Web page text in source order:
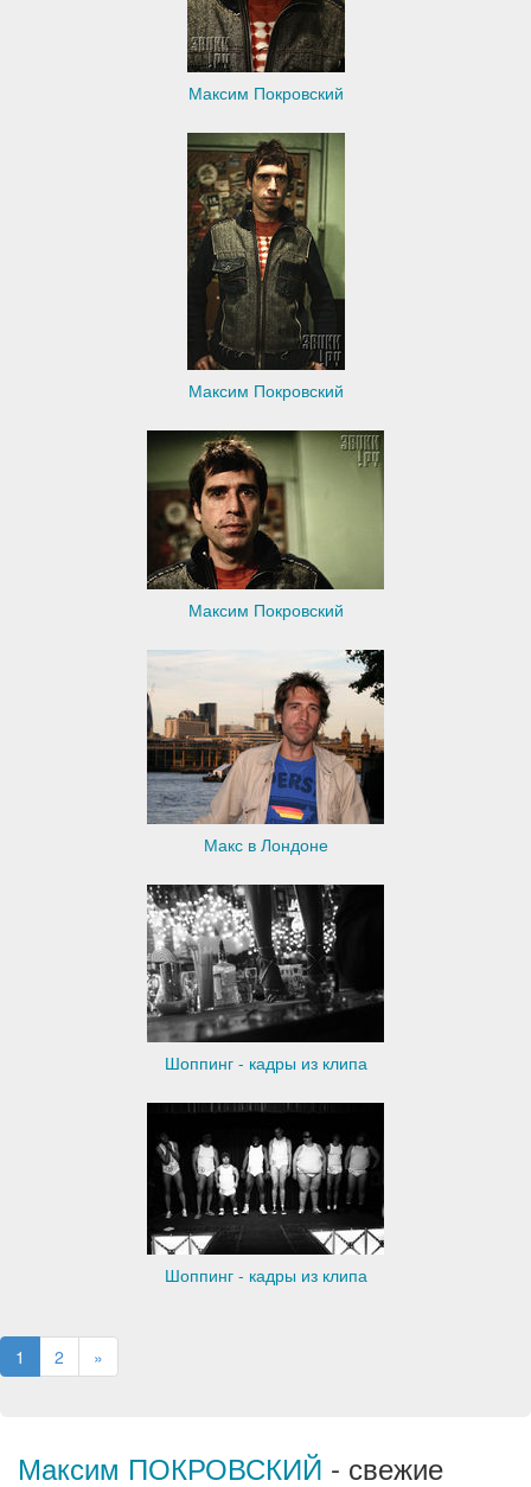
Максим Покровский
Максим Покровский
Максим Покровский
Макс в Лондоне
Шоппинг - кадры из клипа
Шоппинг - кадры из клипа
1 2 »
Максим ПОКРОВСКИЙ - свежие